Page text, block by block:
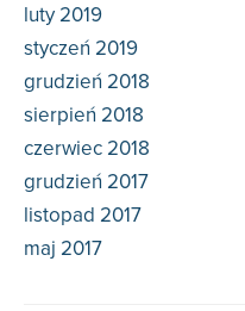
luty 2019
styczeń 2019
grudzień 2018
sierpień 2018
czerwiec 2018
grudzień 2017
listopad 2017
maj 2017